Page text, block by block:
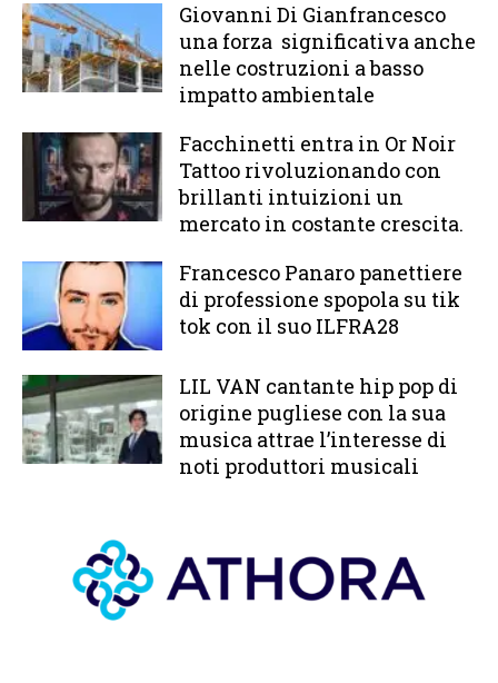
Giovanni Di Gianfrancesco
una forza significativa anche
nelle costruzioni a basso
impatto ambientale
Facchinetti entra in Or Noir
Tattoo rivoluzionando con
brillanti intuizioni un
mercato in costante crescita.
Francesco Panaro panettiere
di professione spopola su tik
tok con il suo ILFRA28
LIL VAN cantante hip pop di
origine pugliese con la sua
musica attrae l’interesse di
noti produttori musicali